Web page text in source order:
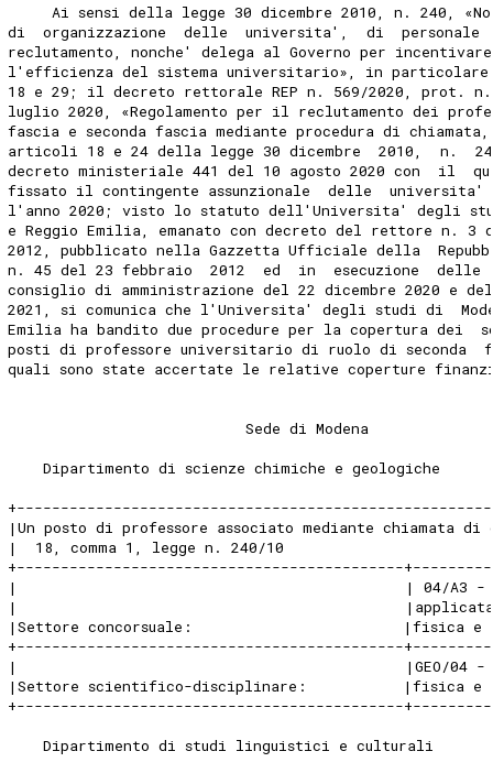
Ai sensi della legge 30 dicembre 2010, n. 240,
di  organizzazione  delle  universita',  di  personale
reclutamento, nonche' delega al Governo per
l'efficienza del sistema universitario», in
18 e 29; il decreto rettorale REP n. 569/2020, prot. n.
luglio 2020, «Regolamento per il reclutamento dei
fascia e seconda fascia mediante procedura di
articoli 18 e 24 della legge 30 dicembre  2010,  n.
decreto ministeriale 441 del 10 agosto 2020 con  il
fissato il contingente assunzionale  delle
l'anno 2020; visto lo statuto dell'Universita' degli
e Reggio Emilia, emanato con decreto del rettore n. 3
2012, pubblicato nella Gazzetta Ufficiale della
n. 45 del 23 febbraio  2012  ed  in  esecuzione
consiglio di amministrazione del 22 dicembre 2020 e
2021, si comunica che l'Universita' degli studi di
Emilia ha bandito due procedure per la copertura dei
posti di professore universitario di ruolo di seconda
quali sono state accertate le relative coperture
                           Sede di Modena
    Dipartimento di scienze chimiche e geologiche
|Un posto di professore associato mediante
|  18, comma 1, legge n. 240/10
+--------------------------------------------
|                                            | 04/A3 -
|                                            |applicata,
|Settore concorsuale:                        |fisica e
+--------------------------------------------
|                                            |GEO/04 -
|Settore scientifico-disciplinare:           |fisica e
+--------------------------------------------
    Dipartimento di studi linguistici e culturali